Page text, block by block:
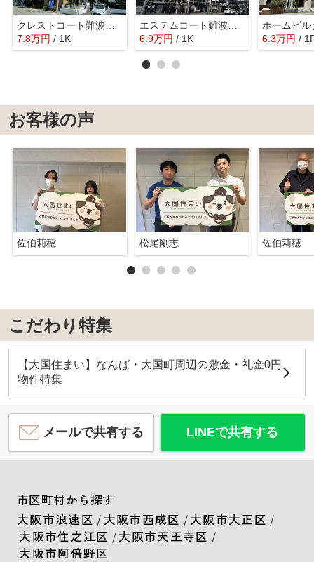
7.8万円 / 1K
6.9万円 / 1K
ホームビル
6.3万円 /
お客様の声
佐伯莉穂 松尾剛志 佐伯莉穂
こだわり特集
【大国住まい】なんば・大国町周辺の敷金・礼金0円
物件特集
メールで共有する LINEで共有する
市区町村から探す
大阪市浪速区 / 大阪市西成区 /大阪市大正区 /
大阪市住之江区 /大阪市天王寺区 /
大阪市阿倍野区